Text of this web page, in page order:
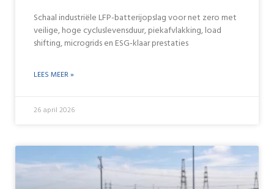
Schaal industriële LFP-batterijopslag voor net zero met
veilige, hoge cycluslevensduur, piekafvlakking, load
shifting, microgrids en ESG-klaar prestaties
LEES MEER »
26 april 2026